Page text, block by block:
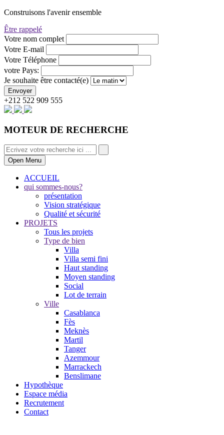
Construisons l'avenir ensemble
Être rappelé
Votre nom complet
Votre E-mail
Votre Téléphone
votre Pays:
Je souhaite être contacté(e)
+212 522 909 555
MOTEUR DE RECHERCHE
Open Menu
ACCUEIL
qui sommes-nous?
présentation
Vision stratégique
Qualité et sécurité
PROJETS
Tous les projets
Type de bien
Villa
Villa semi fini
Haut standing
Moyen standing
Social
Lot de terrain
Ville
Casablanca
Fès
Meknès
Martil
Tanger
Azemmour
Marrackech
Benslimane
Hypothèque
Espace média
Recrutement
Contact